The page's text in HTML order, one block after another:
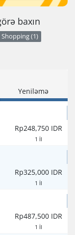
baxın
Shopping (1)
Yeniləmə
Rp248,750 IDR
1 İl
Rp325,000 IDR
1 İl
Rp487,500 IDR
1 İl